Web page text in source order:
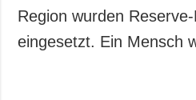
Region wurden
eingesetzt. Ein Mensch